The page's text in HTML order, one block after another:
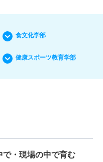
食文化学部
健康スポーツ教育学部
で・現場の中で育む